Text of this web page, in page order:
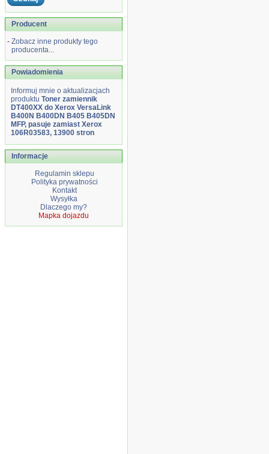
Producent
- Zobacz inne produkty tego
producenta...
Powiadomienia
Informuj mnie o aktualizacjach
produktu Toner zamiennik
DT400XX do Xerox VersaLink
B400N B400DN B405 B405DN
MFP, pasuje zamiast Xerox
106R03583, 13900 stron
Informacje
Regulamin sklepu
Polityka prywatności
Kontakt
Wysyłka
Dlaczego my?
Mapka dojazdu